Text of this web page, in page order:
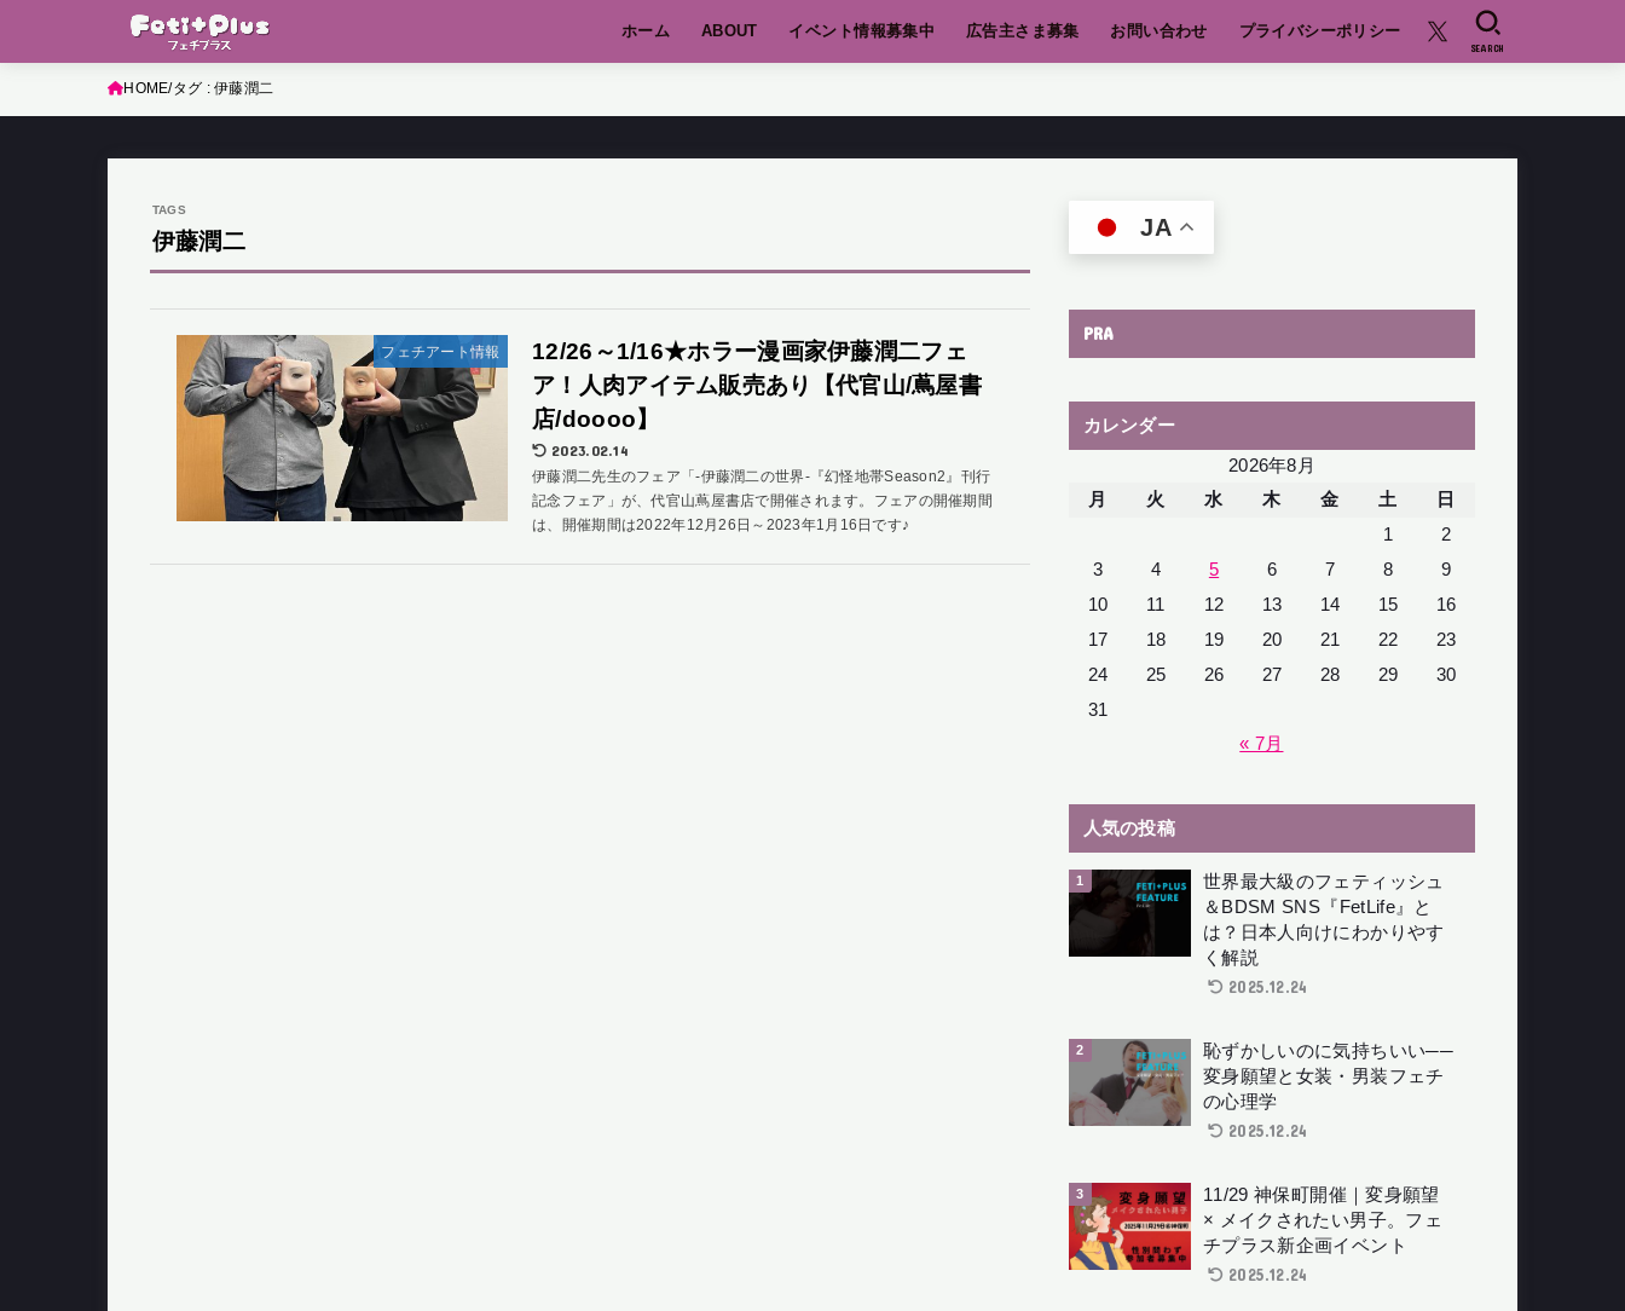
ホーム ABOUT イベント情報募集中 広告主さま募集 お問い合わせ プライバシーポリシー
SEARCH
HOME タグ : 伊藤潤二
伊藤潤二
フェチアート情報
12/26～1/16★ホラー漫画家伊藤潤二フェ
ア！人肉アイテム販売あり【代官山/蔦屋書
店/doooo】
2023.02.14
伊藤潤二先生のフェア「-伊藤潤二の世界-『幻怪地帯Season2』刊行
記念フェア」が、代官山蔦屋書店で開催されます。フェアの開催期間
は、開催期間は2022年12月26日～2023年1月16日です♪
JA
PRA
カレンダー
2026年8月
月
火 水 木 金 土
日
1
2
3
4 5 6 7 8
9
10
11 12 13 14 15
16
17
18 19 20 21 22
23
24
25 26 27 28 29
30
31
« 7月
人気の投稿
世界最大級のフェティッシュ
＆BDSM SNS『FetLife』と
は？日本人向けにわかりやす
く解説
2025.12.24
恥ずかしいのに気持ちいい──
変身願望と女装・男装フェチ
の心理学
2025.12.24
11/29 神保町開催｜変身願望
× メイクされたい男子。フェ
チプラス新企画イベント
2025.12.24